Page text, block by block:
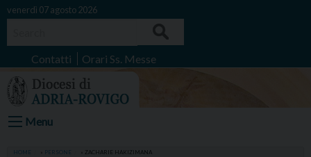
Skip
venerdì 07 agosto 2026
Contatti Orari Ss. Messe
Menu
HOME PERSONE ZACHARIE HAKIZIMANA